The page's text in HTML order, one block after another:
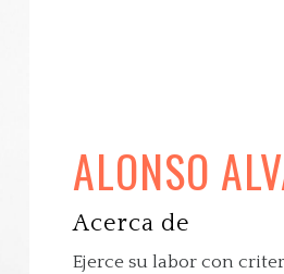
ALONSO
Acerca de
Ejerce su labor con